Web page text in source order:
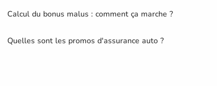
Calcul du bonus malus : comment ça marche ?
Quelles sont les promos d'assurance auto ?